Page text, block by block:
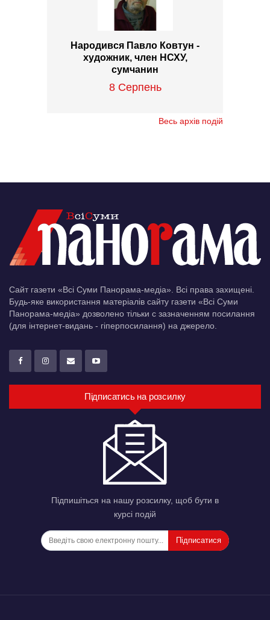
Народився Павло Ковтун -
художник, член НСХУ,
сумчанин
8 Серпень
Весь архів подій
Сайт газети «Всі Суми Панорама-медіа». Всі права захищені.
Будь-яке використання матеріалів сайту газети «Всі Суми
Панорама-медіа» дозволено тільки c зазначенням посилання
(для інтернет-видань - гіперпосилання) на джерело.
Підписатись на розсилку
Підпишіться на нашу розсилку, щоб бути в
курсі подій
Підписатися